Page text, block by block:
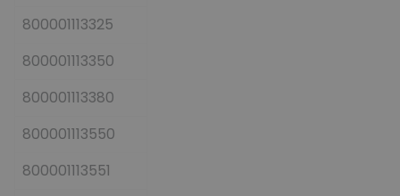
800001113325
800001113350
800001113380
800001113550
800001113551